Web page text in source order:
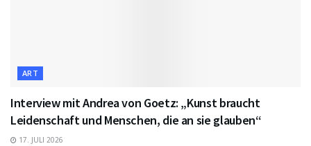
ART
Interview mit Andrea von Goetz: „Kunst braucht
Leidenschaft und Menschen, die an sie glauben“
17. JULI 2026